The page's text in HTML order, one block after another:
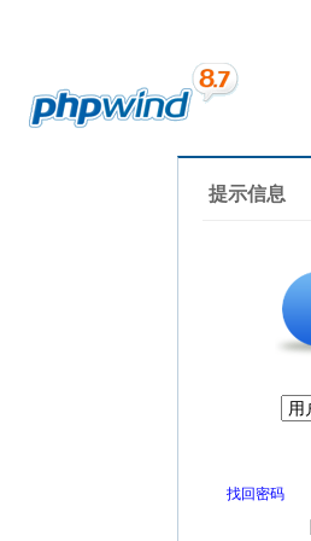
提示信息
找回密码